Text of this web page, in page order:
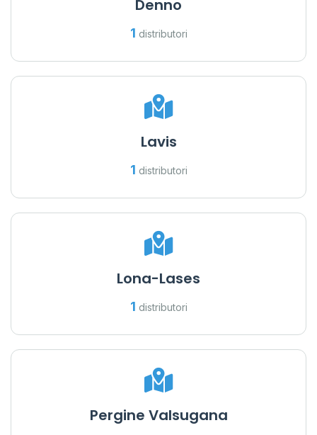
Denno
1 distributori
Lavis
1 distributori
Lona-Lases
1 distributori
Pergine Valsugana